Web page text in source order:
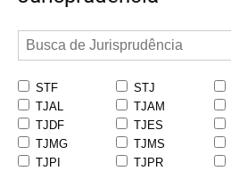
STF STJ
TJAL
TJAM
TJDF
TJES
TJMG
TJMS
TJPI
TJPR